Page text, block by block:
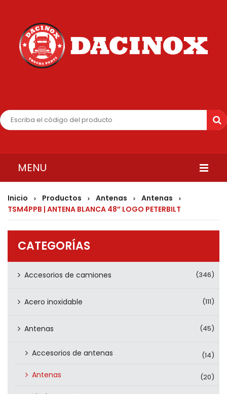
MENU
INICIO
QUIENES SOMOS
Inicio > Productos > Antenas > Antenas >
TSM4PPB | ANTENA BLANCA 48″ LOGO PETERBILT
CATEGORÍAS
Accesorios de camiones (346)
Acero inoxidable (111)
Antenas (45)
Accesorios de antenas (14)
Antenas (20)